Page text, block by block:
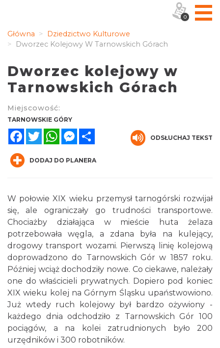
Główna
Dziedzictwo Kulturowe
Dworzec Kolejowy W Tarnowskich Górach
Dworzec kolejowy w
Tarnowskich Górach
Miejscowość:
TARNOWSKIE GÓRY
FacebookTwitterWhatsAppMessenger
ODSŁUCHAJ TEKST
DODAJ DO PLANERA
W połowie XIX wieku przemysł tarnogórski rozwijał
się, ale ograniczały go trudności transportowe.
Chociażby działająca w mieście huta żelaza
potrzebowała węgla, a zdana była na kulejący,
drogowy transport wozami. Pierwszą linię kolejową
doprowadzono do Tarnowskich Gór w 1857 roku.
Później wciąż dochodziły nowe. Co ciekawe, należały
one do właścicieli prywatnych. Dopiero pod koniec
XIX wieku kolej na Górnym Śląsku upaństwowiono.
Już wtedy ruch kolejowy był bardzo ożywiony -
każdego dnia odchodziło z Tarnowskich Gór 100
pociągów, a na kolei zatrudnionych było 200
urzędników i 300 robotników.
0